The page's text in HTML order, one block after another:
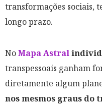
transformações sociais,
longo prazo.
NoMapa Astral
transpessoais ganham
diretamente algum
nos mesmos graus do